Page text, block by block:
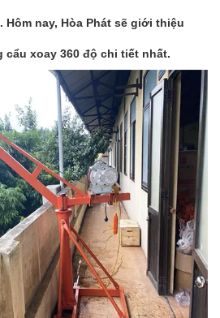
nay, Hòa Phát sẽ giới thiệu
cẩu xoay 360 độ chi tiết nhất.